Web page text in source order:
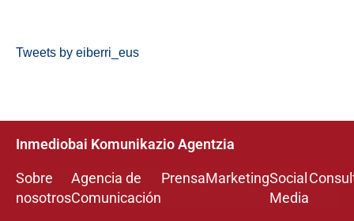
Tweets by eiberri_eus
Inmediobai Komunikazio Agentzia
Sobre
nosotros
Agencia de
Comunicación
PrensaMarketingSocial
Media